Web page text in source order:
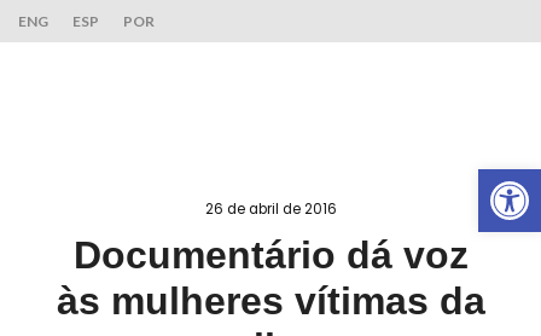
ENG ESP POR
26 de abril de 2016
Documentário dá voz
às mulheres vítimas da